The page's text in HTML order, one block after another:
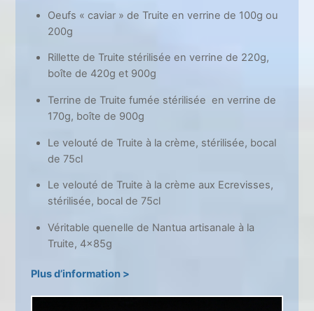
Oeufs « caviar » de Truite en verrine de 100g ou
200g
Rillette de Truite stérilisée en verrine de 220g,
boîte de 420g et 900g
Terrine de Truite fumée stérilisée en verrine de
170g, boîte de 900g
Le velouté de Truite à la crème, stérilisée, bocal
de 75cl
Le velouté de Truite à la crème aux Ecrevisses,
stérilisée, bocal de 75cl
Véritable quenelle de Nantua artisanale à la
Truite, 4×85g
Plus d’information >